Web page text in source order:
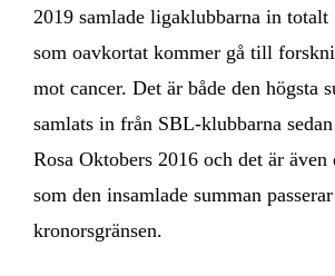
2019 samlade ligaklubbarna in
som oavkortat kommer gå till
mot cancer. Det är både den högsta
samlats in från SBL-klubbarna
Rosa Oktobers 2016 och det är även
som den insamlade summan
kronorsgränsen.